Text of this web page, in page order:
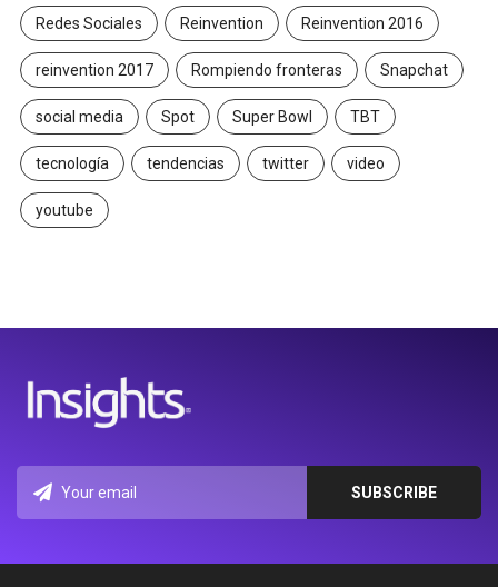
Redes Sociales Reinvention Reinvention 2016
reinvention 2017 Rompiendo fronteras Snapchat
social media Spot Super Bowl TBT
tecnología tendencias twitter video
youtube